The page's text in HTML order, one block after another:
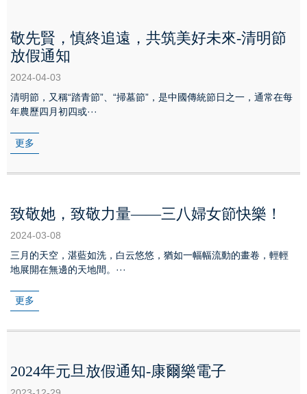
敬先賢，慎終追遠，共筑美好未來-清明節
放假通知
2024-04-03
清明節，又稱“踏青節”、“掃墓節”，是中國傳統節日之一，通常在每
年農歷四月初四或···
更多
致敬她，致敬力量——三八婦女節快樂！
2024-03-08
三月的天空，湛藍如洗，白云悠悠，猶如一幅幅流動的畫卷，輕輕
地展開在無邊的天地間。···
更多
2024年元旦放假通知-康爾樂電子